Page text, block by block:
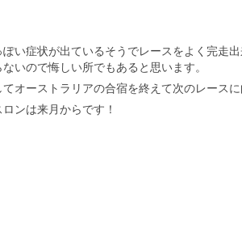
い症状が出ているそうでレースをよく完走
いので悔しい所でもあると思います。
オーストラリアの合宿を終えて次のレース
ンは来月からです！